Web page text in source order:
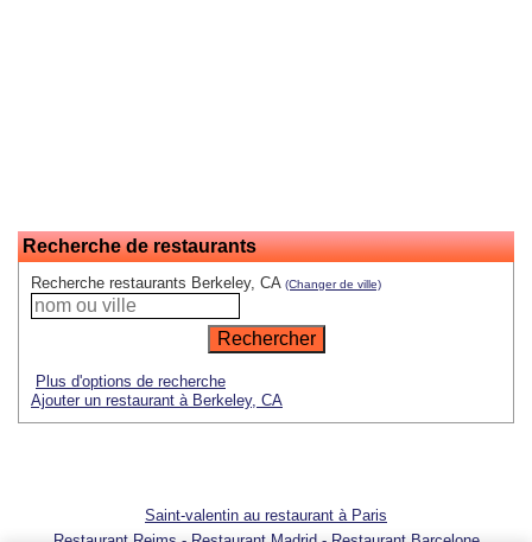
Recherche de restaurants
Recherche restaurants Berkeley, CA (Changer de ville)
Plus d'options de recherche
Ajouter un restaurant à Berkeley, CA
Saint-valentin au restaurant à Paris